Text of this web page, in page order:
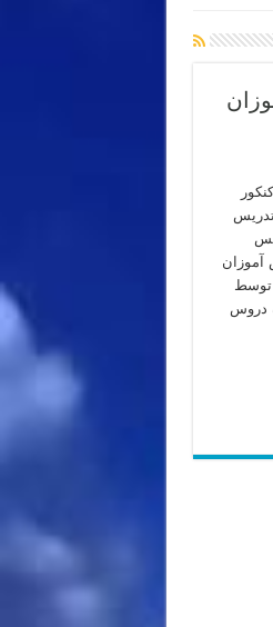
توسط
دروس